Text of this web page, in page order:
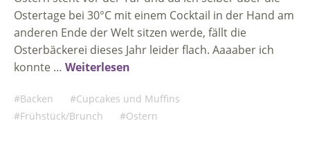
Ostertage bei 30°C mit einem Cocktail in der Hand am
anderen Ende der Welt sitzen werde, fällt die
Osterbäckerei dieses Jahr leider flach. Aaaaber ich
konnte … Weiterlesen
Backen
Cupcakes und Muffins
Frühstück/Brunch
Ostern